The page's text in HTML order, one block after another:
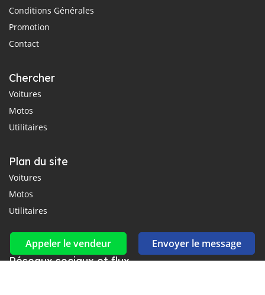
Appeler le vendeur Envoyer le message
Conditions Générales
Promotion
Contact
Chercher
Voitures
Motos
Utilitaires
Plan du site
Voitures
Motos
Utilitaires
Réseaux sociaux et flux